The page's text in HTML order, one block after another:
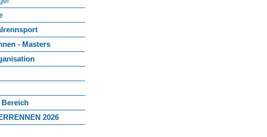
- Masters
Bereich
2026